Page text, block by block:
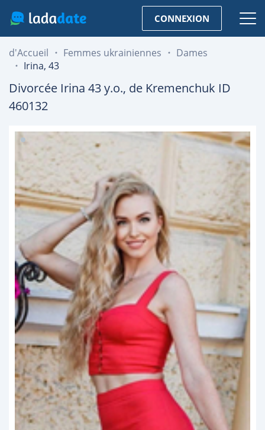
CONNEXION
d'Accueil Femmes ukrainiennes
Dames
Irina, 43
Divorcée Irina 43y.o., de Kremenchuk ID
460132